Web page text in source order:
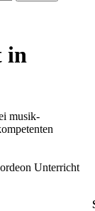
in
musik-
Unterricht